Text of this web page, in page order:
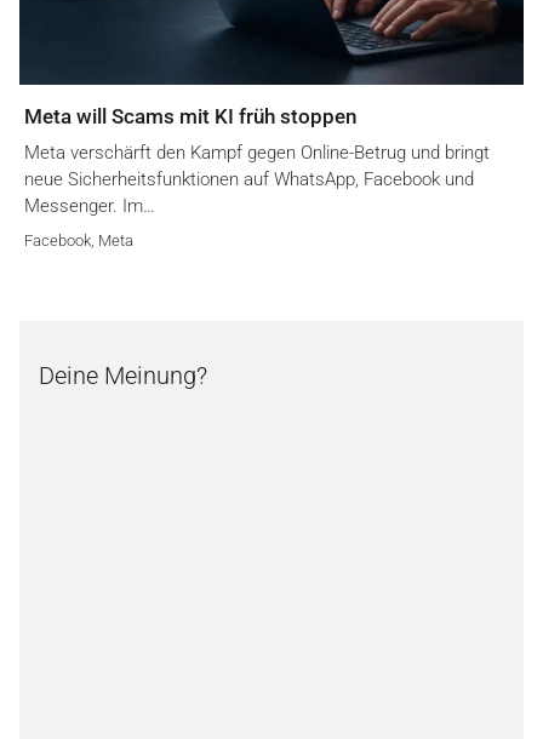
Meta will Scams mit KI früh stoppen
Meta verschärft den Kampf gegen Online-Betrug und bringt
neue Sicherheitsfunktionen auf WhatsApp, Facebook und
Messenger. Im…
Facebook, Meta
Deine Meinung?